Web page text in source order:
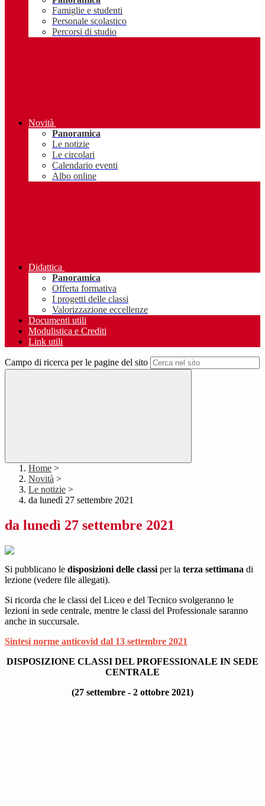
Famiglie e studenti
Personale scolastico
Percorsi di studio
Novità
Panoramica
Le notizie
Le circolari
Calendario eventi
Albo online
Didattica
Panoramica
Offerta formativa
I progetti delle classi
Valorizzazione eccellenze
Documenti utili
Modulistica e Crediti
Link utili
Campo di ricerca per le pagine del sito
Home >
Novità >
Le notizie >
da lunedì 27 settembre 2021
da lunedì 27 settembre 2021
Si pubblicano le disposizioni delle classi per la terza settimana di
lezione (vedere file allegati).
Si ricorda che le classi del Liceo e del Tecnico svolgeranno le
lezioni in sede centrale, mentre le classi del Professionale saranno
anche in succursale.
Sintesi norme anticovid dal 13 settembre 2021
DISPOSIZIONE CLASSI DEL PROFESSIONALE IN SEDE
CENTRALE
(27 settembre - 2 ottobre 2021)